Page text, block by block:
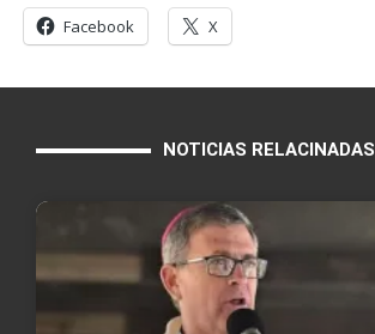
Facebook X
NOTICIAS RELACINADAS